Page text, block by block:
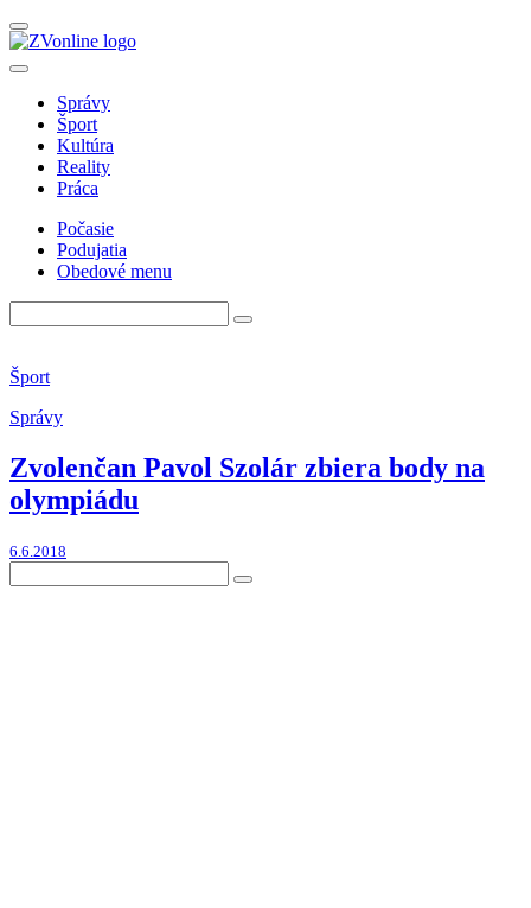
Správy
Šport
Kultúra
Reality
Práca
Počasie
Podujatia
Obedové menu
Šport
Správy
Zvolenčan Pavol Szolár zbiera body na
olympiádu
6.6.2018